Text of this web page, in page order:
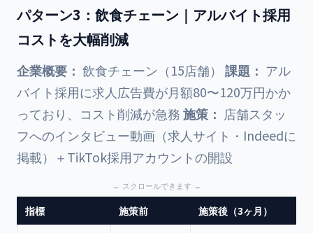
パターン3：飲食チェーン｜アルバイト採用
コストを大幅削減
企業概要： 飲食チェーン（15店舗） 課題： アル
バイト採用に求人広告費が月額80〜120万円かか
っており、コスト削減が急務施策： 店舗スタッ
フへのインタビュー動画（求人サイト・Indeedに
掲載）＋TikTok採用アカウントの開設
指標 施策前 施策後（3ヶ月）